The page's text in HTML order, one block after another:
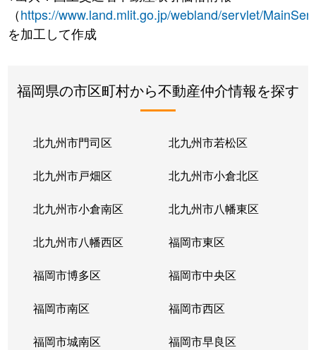
（https://www.land.mlit.go.jp/webland/servlet/
を加工して作成
福岡県の市区町村から不動産仲介情報を探す
北九州市門司区 北九州市若松区
北九州市戸畑区 北九州市小倉北区
北九州市小倉南区 北九州市八幡東区
北九州市八幡西区 福岡市東区
福岡市博多区 福岡市中央区
福岡市南区 福岡市西区
福岡市城南区 福岡市早良区